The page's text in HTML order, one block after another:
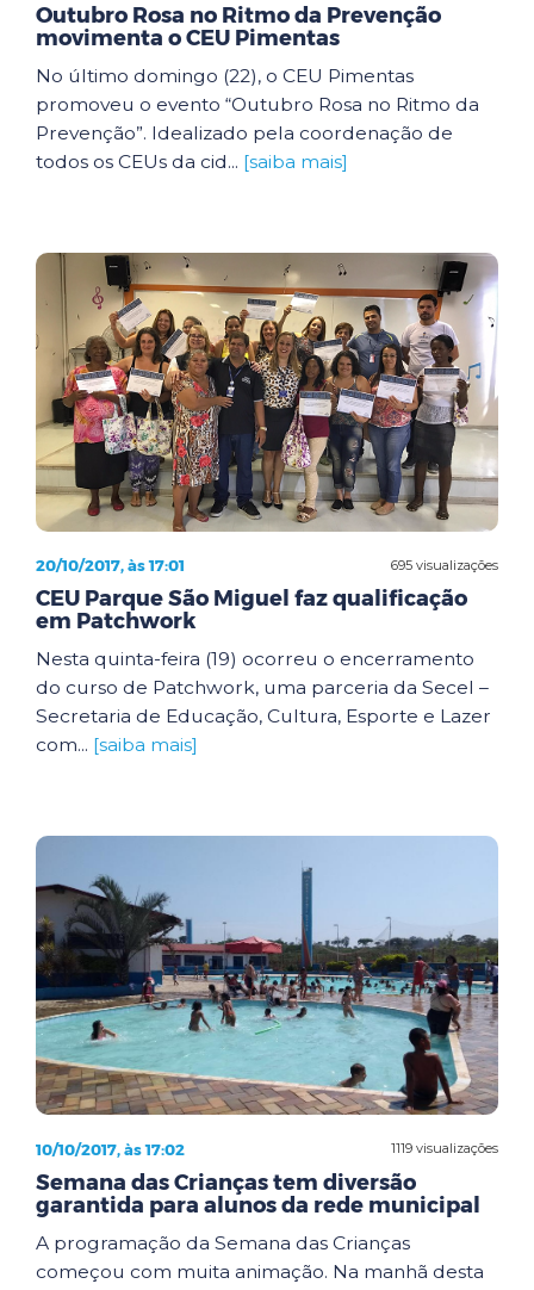
Outubro Rosa no Ritmo da Prevenção
movimenta o CEU Pimentas
No último domingo (22), o CEU Pimentas
promoveu o evento “Outubro Rosa no Ritmo da
Prevenção”. Idealizado pela coordenação de
todos os CEUs da cid... [saiba mais]
695 visualizações
20/10/2017, às 17:01
CEU Parque São Miguel faz qualificação
em Patchwork
Nesta quinta-feira (19) ocorreu o encerramento
do curso de Patchwork, uma parceria da Secel –
Secretaria de Educação, Cultura, Esporte e Lazer
com... [saiba mais]
1119 visualizações
10/10/2017, às 17:02
Semana das Crianças tem diversão
garantida para alunos da rede municipal
A programação da Semana das Crianças
começou com muita animação. Na manhã desta